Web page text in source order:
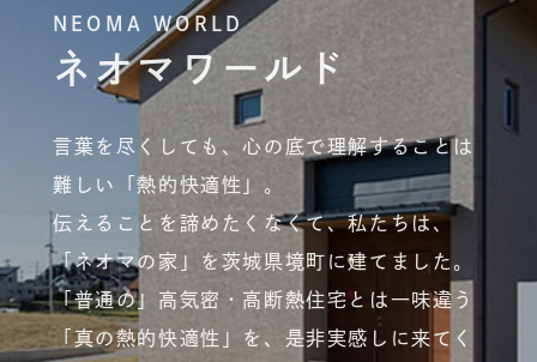
NEOMA WORLD
ネオマワールド
言葉を尽くしても、心の底で理解することは
難しい「熱的快適性」。
伝えることを諦めたくなくて、私たちは、
「ネオマの家」を茨城県境町に建てました。
「普通の」高気密・高断熱住宅とは一味違う
「真の熱的快適性」を、是非実感しに来てく